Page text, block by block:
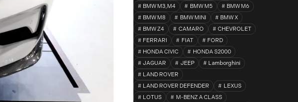
BMW M3,M4
BMW M5
BMW M6
BMW M8
BMW MINI
BMW X
BMW Z4
CAMARO
CHEVROLET
FERRARI
FIAT
FORD
HONDA CIVIC
HONDA S2000
JAGUAR
JEEP
Lamborghini
LAND ROVER
LAND ROVER DEFENDER
LEXUS
LOTUS
M-BENZ A CLASS